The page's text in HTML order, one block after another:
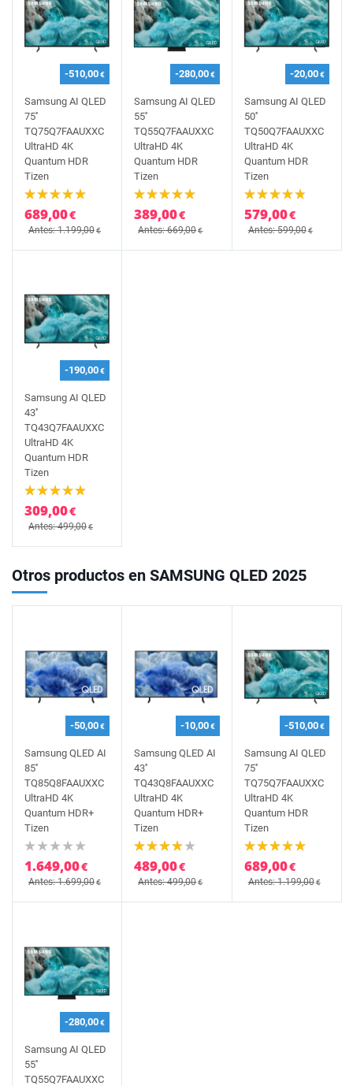
-510,00€
Samsung AI QLED
75''
TQ75Q7FAAUXXC
UltraHD 4K
Quantum HDR
Tizen
689,00€
Antes: 1.199,00€
-280,00€
Samsung AI QLED
55''
TQ55Q7FAAUXXC
UltraHD 4K
Quantum HDR
Tizen
389,00€
Antes: 669,00€
-20,00€
Samsung AI QLED
50''
TQ50Q7FAAUXXC
UltraHD 4K
Quantum HDR
Tizen
579,00€
Antes: 599,00€
-190,00€
Samsung AI QLED
43''
TQ43Q7FAAUXXC
UltraHD 4K
Quantum HDR
Tizen
309,00€
Antes: 499,00€
Otros productos en SAMSUNG QLED 2025
-50,00€
Samsung QLED AI
85''
TQ85Q8FAAUXXC
UltraHD 4K
Quantum HDR+
Tizen
1.649,00€
Antes: 1.699,00€
-10,00€
Samsung QLED AI
43''
TQ43Q8FAAUXXC
UltraHD 4K
Quantum HDR+
Tizen
489,00€
Antes: 499,00€
-510,00€
Samsung AI QLED
75''
TQ75Q7FAAUXXC
UltraHD 4K
Quantum HDR
Tizen
689,00€
Antes: 1.199,00€
-280,00€
Samsung AI QLED
55''
TQ55Q7FAAUXXC